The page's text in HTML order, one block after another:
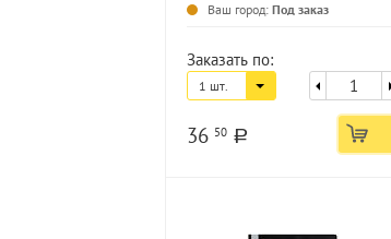
Ваш город: Под заказ
Заказать по:
1 шт.
36 50 a